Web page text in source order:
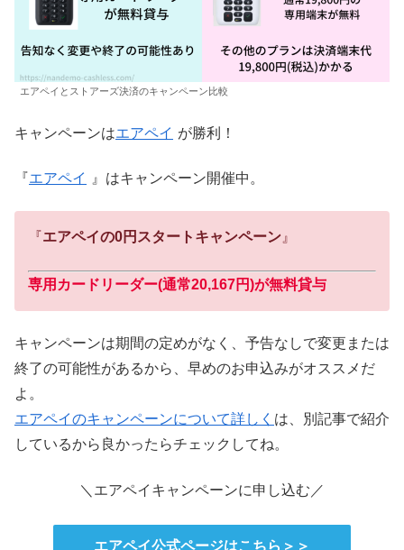
エアペイとストアーズ決済のキャンペーン比較
キャンペーンはエアペイ が勝利！
『エアペイ 』はキャンペーン開催中。
『エアペイの0円スタートキャンペーン』
専用カードリーダー(通常20,167円)が無料貸与
キャンペーンは期間の定めがなく、予告なしで変更または
終了の可能性があるから、早めのお申込みがオススメだ
よ。
エアペイのキャンペーンについて詳しく は、別記事で紹介
しているから良かったらチェックしてね。
＼エアペイキャンペーンに申し込む／
エアペイ公式ページはこちら＞＞